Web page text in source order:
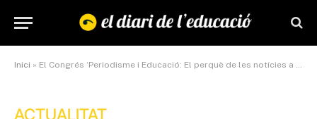
Inici » El Congrés ‘Periodisme i Educació: El perquè de les notícies a l’era de la desinformació’ comença demà a Barcelona
ACTUALITAT